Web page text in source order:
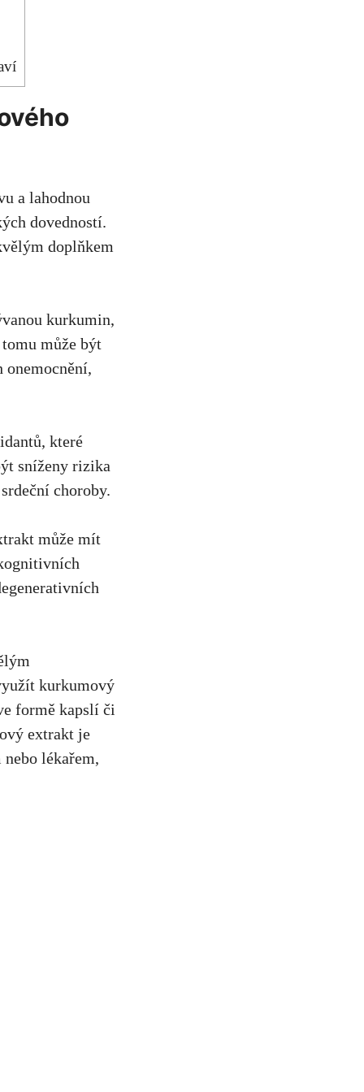
a lahodnou
dovedností.
doplňkem⁤
kurkumin,
může být
které
sníženy rizika
choroby.
může mít
kurkumový
formě kapslí či
extrakt je
lékařem,